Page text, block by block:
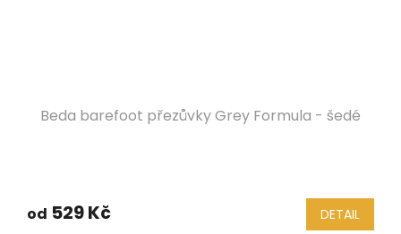
Beda barefoot přezůvky Grey Formula - šedé
od 529 Kč DETAIL